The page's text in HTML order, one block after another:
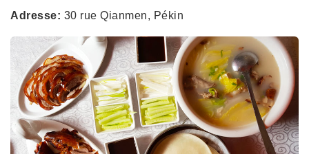
Adresse: 30 rue Qianmen, Pékin